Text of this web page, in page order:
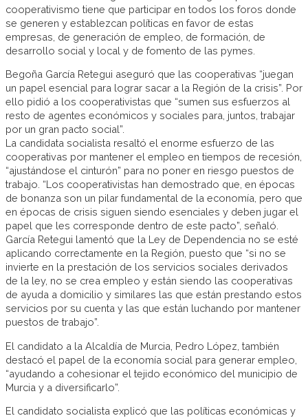
cooperativismo tiene que participar en todos los foros donde
se generen y establezcan políticas en favor de estas
empresas, de generación de empleo, de formación, de
desarrollo social y local y de fomento de las pymes.
Begoña García Retegui aseguró que las cooperativas “juegan
un papel esencial para lograr sacar a la Región de la crisis”. Por
ello pidió a los cooperativistas que “sumen sus esfuerzos al
resto de agentes económicos y sociales para, juntos, trabajar
por un gran pacto social”.
La candidata socialista resaltó el enorme esfuerzo de las
cooperativas por mantener el empleo en tiempos de recesión,
“ajustándose el cinturón” para no poner en riesgo puestos de
trabajo. “Los cooperativistas han demostrado que, en épocas
de bonanza son un pilar fundamental de la economía, pero que
en épocas de crisis siguen siendo esenciales y deben jugar el
papel que les corresponde dentro de este pacto”, señaló.
García Retegui lamentó que la Ley de Dependencia no se esté
aplicando correctamente en la Región, puesto que “si no se
invierte en la prestación de los servicios sociales derivados
de la ley, no se crea empleo y están siendo las cooperativas
de ayuda a domicilio y similares las que están prestando estos
servicios por su cuenta y las que están luchando por mantener
puestos de trabajo”.
El candidato a la Alcaldía de Murcia, Pedro López, también
destacó el papel de la economía social para generar empleo,
“ayudando a cohesionar el tejido económico del municipio de
Murcia y a diversificarlo”.
El candidato socialista explicó que las políticas económicas y